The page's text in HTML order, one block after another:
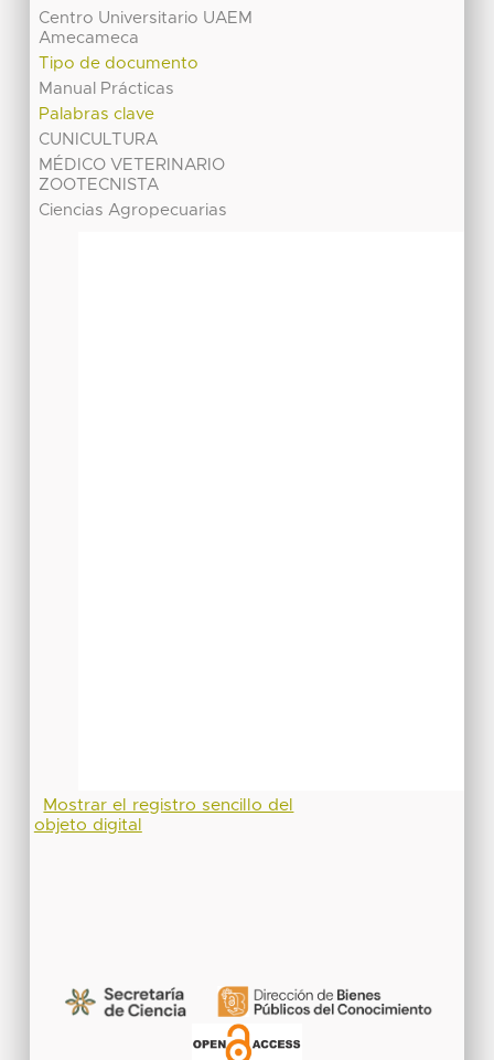
Centro Universitario UAEM
Amecameca
Tipo de documento
Manual Prácticas
Palabras clave
CUNICULTURA
MÉDICO VETERINARIO
ZOOTECNISTA
Ciencias Agropecuarias
Mostrar el registro sencillo del
objeto digital